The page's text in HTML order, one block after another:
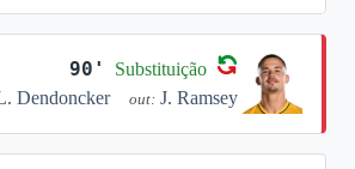
90' Substituição
Dendoncker out: J. Ramsey